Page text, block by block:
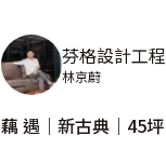
芬格設計工程
林京蔚
藕 遇｜新古典｜45坪